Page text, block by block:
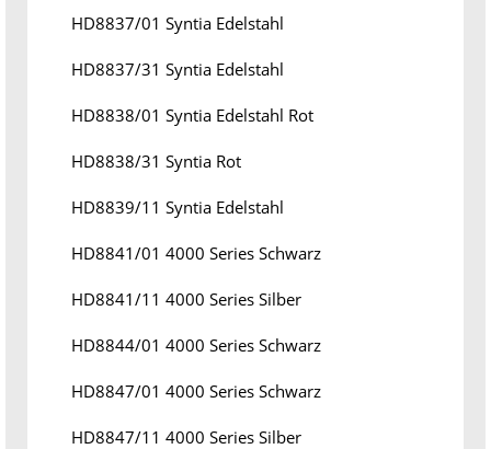
HD8837/01 Syntia Edelstahl
HD8837/31 Syntia Edelstahl
HD8838/01 Syntia Edelstahl Rot
HD8838/31 Syntia Rot
HD8839/11 Syntia Edelstahl
HD8841/01 4000 Series Schwarz
HD8841/11 4000 Series Silber
HD8844/01 4000 Series Schwarz
HD8847/01 4000 Series Schwarz
HD8847/11 4000 Series Silber